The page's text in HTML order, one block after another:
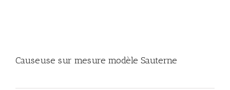
Causeuse sur mesure modèle Sauterne